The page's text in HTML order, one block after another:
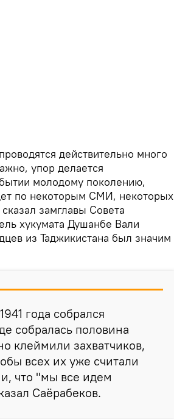
действительно много
упор делается
молодому поколению,
по некоторым СМИ, некоторых
замглавы Совета
хукумата Душанбе Вали
из Таджикистана был значим
года собрался
собралась половина
клеймили захватчиков,
всех их уже считали
что "мы все идем
Саёрабеков.